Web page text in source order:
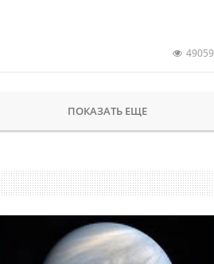
49059
ПОКАЗАТЬ ЕЩЕ